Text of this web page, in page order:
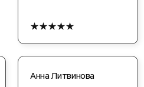
★★★★★
Анна Литвинова